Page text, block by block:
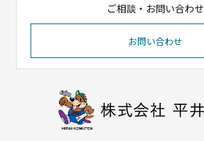
ご相談・お問い合わせ
お問い合わせ